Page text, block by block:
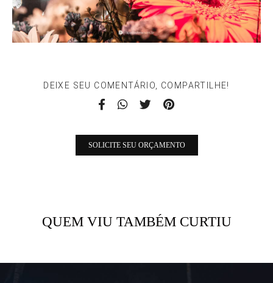
DEIXE SEU COMENTÁRIO, COMPARTILHE!
SOLICITE SEU ORÇAMENTO
QUEM VIU TAMBÉM CURTIU